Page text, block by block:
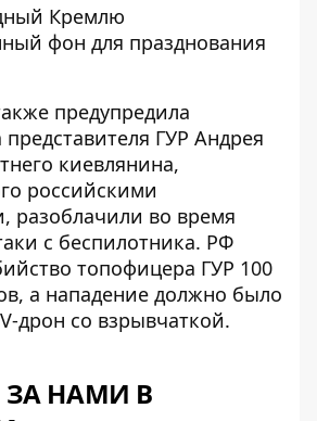
Кремлю
фон для празднования
предупредила
ГУР Андрея
киевлянина,
российскими
разоблачили во время
с беспилотника. РФ
топофицера ГУР 100
а нападение должно было
дрон со взрывчаткой.
ЗА НАМИ В